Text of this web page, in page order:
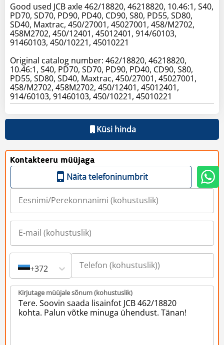
Good used JCB axle 462/18820, 46218820, 10.46:1, S40,
PD70, SD70, PD90, PD40, CD90, S80, PD55, SD80,
SD40, Maxtrac, 450/27001, 45027001, 458/M2702,
458M2702, 450/12401, 45012401, 914/60103,
91460103, 450/10221, 45010221
Original catalog number: 462/18820, 46218820,
10.46:1, S40, PD70, SD70, PD90, PD40, CD90, S80,
PD55, SD80, SD40, Maxtrac, 450/27001, 45027001,
458/M2702, 458M2702, 450/12401, 45012401,
914/60103, 91460103, 450/10221, 45010221
Küsi hinda
Kontakteeru müüjaga
Näita telefoninumbrit
+372
Kirjutage müüjale sõnum (kohustuslik)